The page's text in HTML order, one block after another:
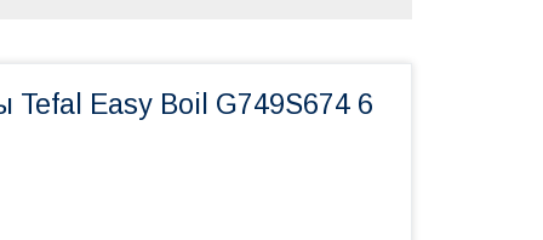
Tefal Easy Boil G749S674 6